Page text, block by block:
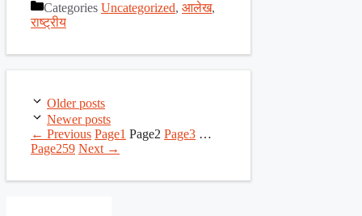
ShareCategories Uncategorized, आलेख,
राष्ट्रीय
Older posts
Newer posts
← Previous Page1 Page2 Page3 …
Page259 Next →